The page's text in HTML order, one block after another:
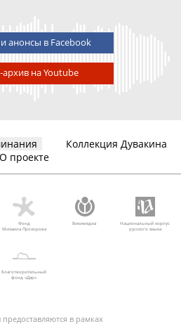
анонсы в Facebook
архив на Youtube
Коллекция Дувакина
О проекте
Фонд
Михаила Прохорова
Викимедиа
Национальный корпус
русского языка
Благотворительный
фонд «Дар»
в рамках